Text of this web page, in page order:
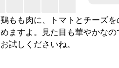
もも肉に、トマトとチーズ
ますよ。見た目も華やかな
試しくださいね。